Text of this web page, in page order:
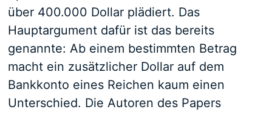
über 400.000 Dollar plädiert. Das
Hauptargument dafür ist das bereits
genannte: Ab einem bestimmten Betrag
macht ein zusätzlicher Dollar auf dem
Bankkonto eines Reichen kaum einen
Unterschied. Die Autoren des Papers